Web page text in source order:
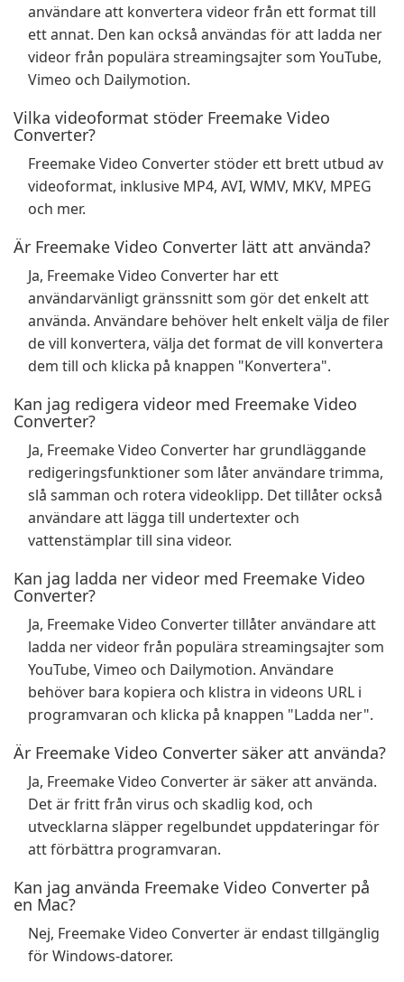
användare att konvertera videor från ett format till
ett annat. Den kan också användas för att ladda ner
videor från populära streamingsajter som YouTube,
Vimeo och Dailymotion.
Vilka videoformat stöder Freemake Video
Converter?
Freemake Video Converter stöder ett brett utbud av
videoformat, inklusive MP4, AVI, WMV, MKV, MPEG
och mer.
Är Freemake Video Converter lätt att använda?
Ja, Freemake Video Converter har ett
användarvänligt gränssnitt som gör det enkelt att
använda. Användare behöver helt enkelt välja de filer
de vill konvertera, välja det format de vill konvertera
dem till och klicka på knappen "Konvertera".
Kan jag redigera videor med Freemake Video
Converter?
Ja, Freemake Video Converter har grundläggande
redigeringsfunktioner som låter användare trimma,
slå samman och rotera videoklipp. Det tillåter också
användare att lägga till undertexter och
vattenstämplar till sina videor.
Kan jag ladda ner videor med Freemake Video
Converter?
Ja, Freemake Video Converter tillåter användare att
ladda ner videor från populära streamingsajter som
YouTube, Vimeo och Dailymotion. Användare
behöver bara kopiera och klistra in videons URL i
programvaran och klicka på knappen "Ladda ner".
Är Freemake Video Converter säker att använda?
Ja, Freemake Video Converter är säker att använda.
Det är fritt från virus och skadlig kod, och
utvecklarna släpper regelbundet uppdateringar för
att förbättra programvaran.
Kan jag använda Freemake Video Converter på
en Mac?
Nej, Freemake Video Converter är endast tillgänglig
för Windows-datorer.